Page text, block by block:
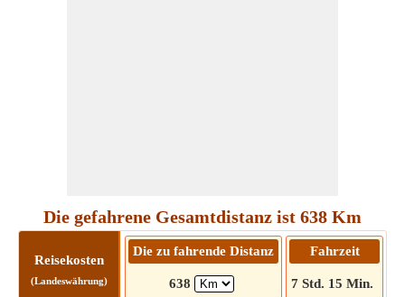
Die gefahrene Gesamtdistanz ist 638 Km
Reisekosten
(Landeswährung)
Die zu fahrende Distanz
638
Fahrzeit
7 Std. 15 Min.